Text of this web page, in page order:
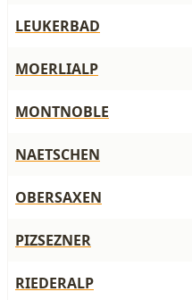
LEUKERBAD
MOERLIALP
MONTNOBLE
NAETSCHEN
OBERSAXEN
PIZSEZNER
RIEDERALP